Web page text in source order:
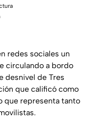
redes sociales un
circulando a bordo
desnivel de Tres
que calificó como
que representa tanto